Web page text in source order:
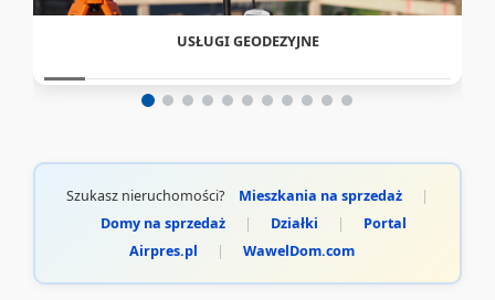
USŁUGI GEODEZYJNE
Szukasz nieruchomości? Mieszkania na sprzedaż
|
Domy na sprzedaż
| Działki |
Portal
Airpres.pl
| WawelDom.com